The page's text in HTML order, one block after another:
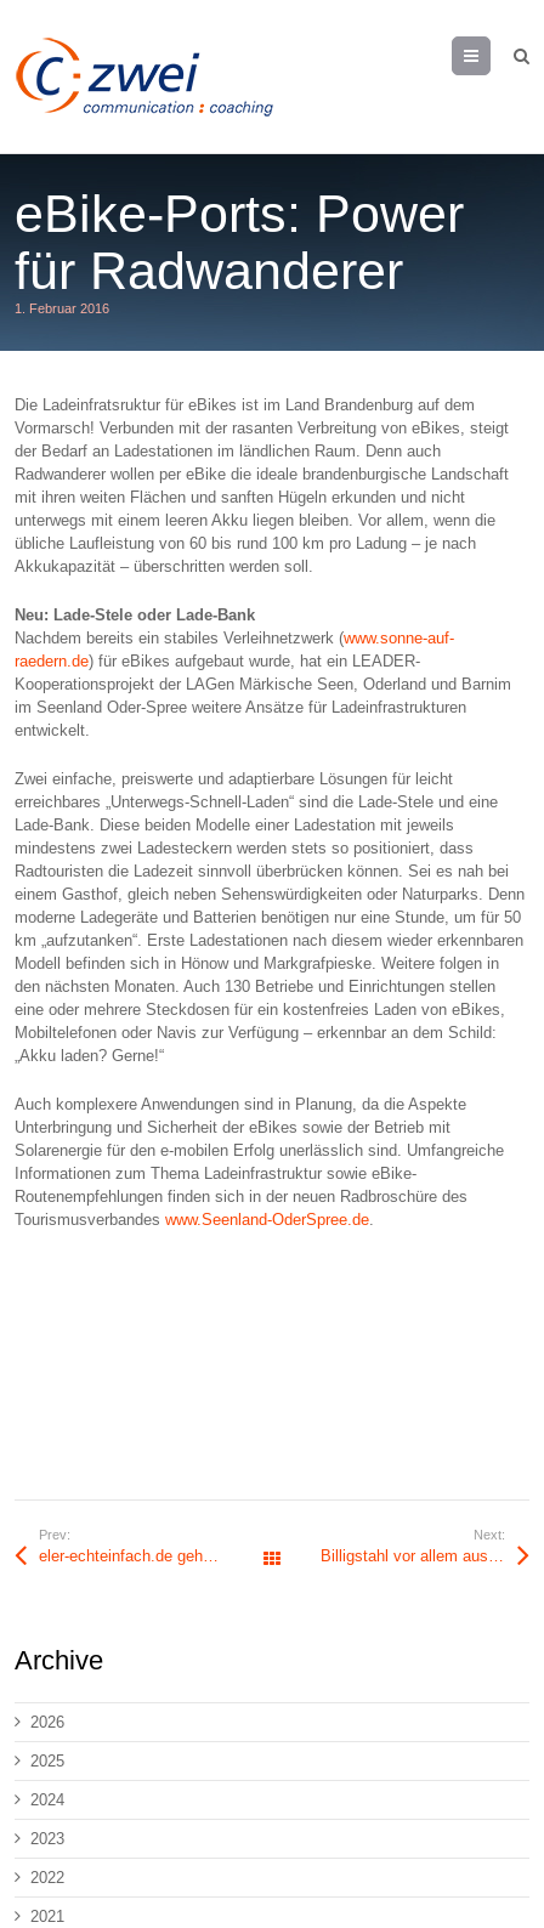
Menu
eBike-Ports: Power
für Radwanderer
1. Februar 2016
Die Ladeinfratsruktur für eBikes ist im Land Brandenburg auf dem
Vormarsch! Verbunden mit der rasanten Verbreitung von eBikes, steigt
der Bedarf an Ladestationen im ländlichen Raum. Denn auch
Radwanderer wollen per eBike die ideale brandenburgische Landschaft
mit ihren weiten Flächen und sanften Hügeln erkunden und nicht
unterwegs mit einem leeren Akku liegen bleiben. Vor allem, wenn die
übliche Laufleistung von 60 bis rund 100 km pro Ladung – je nach
Akkukapazität – überschritten werden soll.
Neu: Lade-Stele oder Lade-Bank
Nachdem bereits ein stabiles Verleihnetzwerk (www.sonne-auf-
raedern.de) für eBikes aufgebaut wurde, hat ein LEADER-
Kooperationsprojekt der LAGen Märkische Seen, Oderland und Barnim
im Seenland Oder-Spree weitere Ansätze für Ladeinfrastrukturen
entwickelt.
Zwei einfache, preiswerte und adaptierbare Lösungen für leicht
erreichbares „Unterwegs-Schnell-Laden“ sind die Lade-­Stele und eine
Lade-Bank. Diese beiden Modelle einer Lade­station mit jeweils
mindestens zwei Ladesteckern werden stets so positioniert, dass
Radtouristen die Ladezeit sinnvoll überbrücken können. Sei es nah bei
einem Gasthof, gleich neben Sehenswürdigkeiten oder Naturparks. Denn
moderne Ladegeräte und Batterien benötigen nur eine Stunde, um für 50
km „aufzutanken“. Erste Ladestationen nach diesem wieder erkennbaren
Modell befinden sich in Hönow und Markgrafpieske. Weitere folgen in
den nächsten Monaten. Auch 130 Betriebe und Einrichtungen stellen
eine oder mehrere Steckdosen für ein kostenfreies Laden von eBikes,
Mobiltelefonen oder Navis zur Verfügung – erkennbar an dem Schild:
„Akku laden? Gerne!“
Auch komplexere Anwendungen sind in Planung, da die Aspekte
Unterbringung und Sicherheit der eBikes sowie der Betrieb mit
Solarenergie für den e-mobilen Erfolg unerlässlich sind. Umfangreiche
Informationen zum Thema Ladeinfrastruktur sowie eBike-
Routenempfehlungen finden sich in der neuen Radbroschüre des
Tourismusverbandeswww.Seenland-OderSpree.de.
Prev:
eler-echteinfach.de geht online Alle Beiträge
Next:
Archive
2026
2025
2024
2023
2022
2021